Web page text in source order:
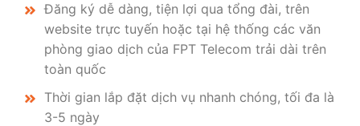
Đăng ký dễ dàng, tiện lợi qua tổng đài, trên
website trực tuyến hoặc tại hệ thống các văn
phòng giao dịch của FPT Telecom trải dài trên
toàn quốc
Thời gian lắp đặt dịch vụ nhanh chóng, tối đa là
3-5 ngày